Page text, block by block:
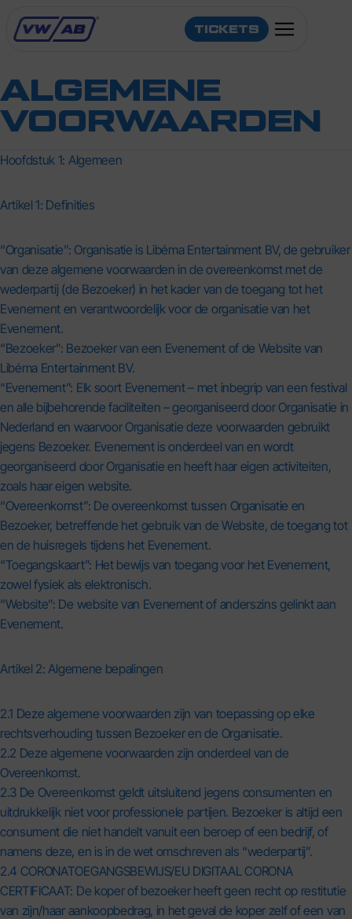
TICKETS
CONTACT
KOOP HIER JE TICKETS
ALGEMENE
VOORWAARDEN
Hoofdstuk 1: Algemeen
Artikel 1: Definities
“Organisatie”: Organisatie is Libéma Entertainment BV, de gebruiker
van deze algemene voorwaarden in de overeenkomst met de
wederpartij (de Bezoeker) in het kader van de toegang tot het
Evenement en verantwoordelijk voor de organisatie van het
Evenement.
“Bezoeker”: Bezoeker van een Evenement of de Website van
Libéma Entertainment BV.
“Evenement”: Elk soort Evenement – met inbegrip van een festival
en alle bijbehorende faciliteiten – georganiseerd door Organisatie in
Nederland en waarvoor Organisatie deze voorwaarden gebruikt
jegens Bezoeker. Evenement is onderdeel van en wordt
georganiseerd door Organisatie en heeft haar eigen activiteiten,
zoals haar eigen website.
“Overeenkomst”: De overeenkomst tussen Organisatie en
Bezoeker, betreffende het gebruik van de Website, de toegang tot
en de huisregels tijdens het Evenement.
“Toegangskaart”: Het bewijs van toegang voor het Evenement,
zowel fysiek als elektronisch.
“Website”: De website van Evenement of anderszins gelinkt aan
Evenement.
Artikel 2: Algemene bepalingen
2.1 Deze algemene voorwaarden zijn van toepassing op elke
rechtsverhouding tussen Bezoeker en de Organisatie.
2.2 Deze algemene voorwaarden zijn onderdeel van de
Overeenkomst.
2.3 De Overeenkomst geldt uitsluitend jegens consumenten en
uitdrukkelijk niet voor professionele partijen. Bezoeker is altijd een
consument die niet handelt vanuit een beroep of een bedrijf, of
namens deze, en is in de wet omschreven als “wederpartij”.
2.4 CORONATOEGANGSBEWIJS/EU DIGITAAL CORONA
CERTIFICAAT: De koper of bezoeker heeft geen recht op restitutie
van zijn/haar aankoopbedrag, in het geval de koper zelf of een van